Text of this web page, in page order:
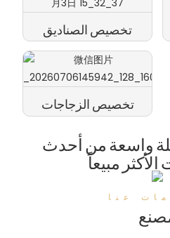
تخصيص الصناديق
تخصيص الزجاجات
واسعة من أحدث
الأكثر مبيعاً
عنا